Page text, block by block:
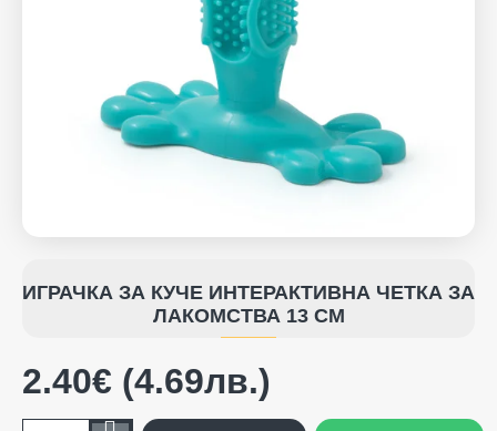
ИГРАЧКА ЗА КУЧЕ ИНТЕРАКТИВНА ЧЕТКА ЗА
ЛАКОМСТВА 13 СМ
2.40€ (4.69лв.)